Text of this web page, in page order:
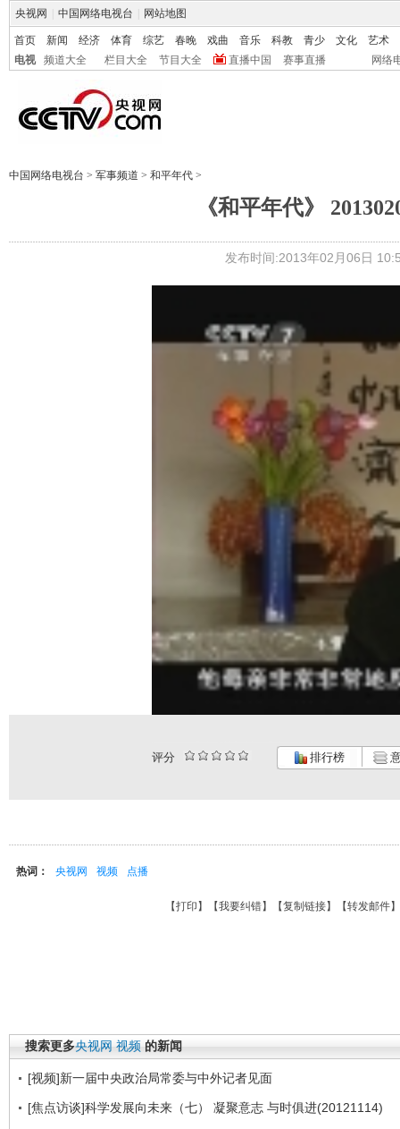
央视网 中国网络电视台 网站地图
首页 新闻 经济 体育 综艺 春晚 戏曲 音乐 科教 青少 文化
艺术
电视
频道大全 栏目大全 节目大全 直播中国 赛事直播 网络
中国网络电视台 > 军事频道 > 和平年代 >
《和平年代》
发布时间:2013年02月06日
评分 排行榜
热词： 央视网 视频 点播
【打印 】【我要纠错】【复制链接】【转发邮件
搜索更多央视网 视频 的新闻
[视频]新一届中央政治局常委与中外记者见面
[焦点访谈]科学发展向未来（七） 凝聚意志 与时俱进(20121114)